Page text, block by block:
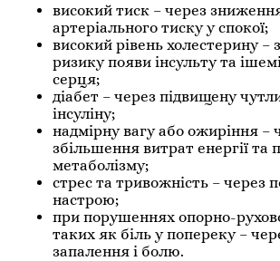
високий тиск – через
артеріального тиску у спокої;
високий рівень холестерину –
ризику появи інсульту та
серця;
діабет – через підвищену
інсуліну;
надмірну вагу або ожиріння –
збільшення витрат енергії
метаболізму;
стрес та тривожність – через
настрою;
при порушеннях опорно-
таких як біль у попереку –
запалення і болю.